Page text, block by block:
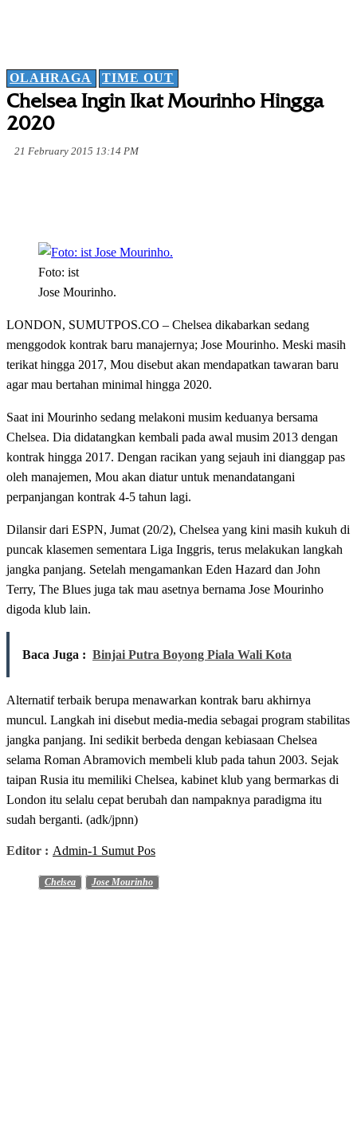
OLAHRAGA TIME OUT
Chelsea Ingin Ikat Mourinho Hingga
2020
21 February 2015 13:14 PM
Foto: ist
Jose Mourinho.
LONDON, SUMUTPOS.CO – Chelsea dikabarkan sedang
menggodok kontrak baru manajernya; Jose Mourinho. Meski masih
terikat hingga 2017, Mou disebut akan mendapatkan tawaran baru
agar mau bertahan minimal hingga 2020.
Saat ini Mourinho sedang melakoni musim keduanya bersama
Chelsea. Dia didatangkan kembali pada awal musim 2013 dengan
kontrak hingga 2017. Dengan racikan yang sejauh ini dianggap pas
oleh manajemen, Mou akan diatur untuk menandatangani
perpanjangan kontrak 4-5 tahun lagi.
Dilansir dari ESPN, Jumat (20/2), Chelsea yang kini masih kukuh di
puncak klasemen sementara Liga Inggris, terus melakukan langkah
jangka panjang. Setelah mengamankan Eden Hazard dan John
Terry, The Blues juga tak mau asetnya bernama Jose Mourinho
digoda klub lain.
Baca Juga : Binjai Putra Boyong Piala Wali Kota
Alternatif terbaik berupa menawarkan kontrak baru akhirnya
muncul. Langkah ini disebut media-media sebagai program stabilitas
jangka panjang. Ini sedikit berbeda dengan kebiasaan Chelsea
selama Roman Abramovich membeli klub pada tahun 2003. Sejak
taipan Rusia itu memiliki Chelsea, kabinet klub yang bermarkas di
London itu selalu cepat berubah dan nampaknya paradigma itu
sudah berganti. (adk/jpnn)
Editor : Admin-1 Sumut Pos
Chelsea Jose Mourinho